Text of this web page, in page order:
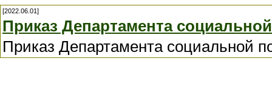
[2022.06.01]
Приказ Департамента
Приказ Департамента социальной